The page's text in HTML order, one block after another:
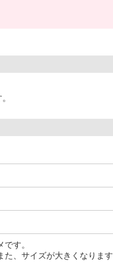
す。
た、サイズが大きくなります